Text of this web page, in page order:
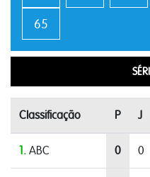
65
Classificação P J
1. ABC 0 0